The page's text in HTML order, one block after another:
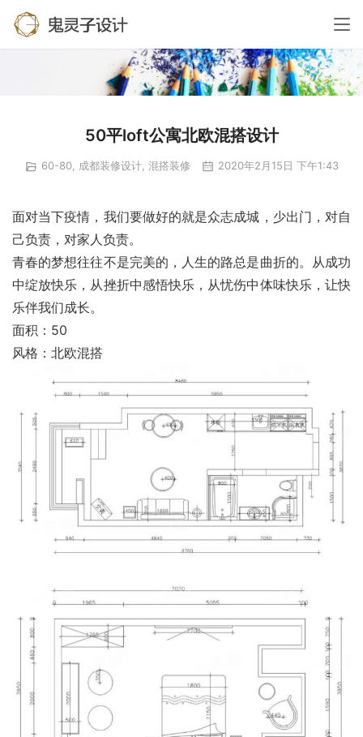
50平loft公寓北欧混搭设计
60-80, 成都装修设计, 混搭装修 2020年2月15日 下午1:43
面对当下疫情，我们要做好的就是众志成城，少出门，对自
己负责，对家人负责。
青春的梦想往往不是完美的，人生的路总是曲折的。从成功
中绽放快乐，从挫折中感悟快乐，从忧伤中体味快乐，让快
乐伴我们成长。
面积：50
风格：北欧混搭